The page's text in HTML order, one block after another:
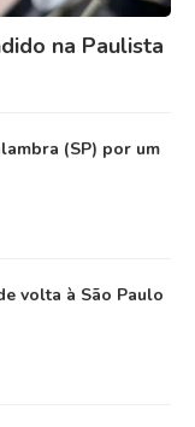
na Paulista
(SP) por um
volta à São Paulo